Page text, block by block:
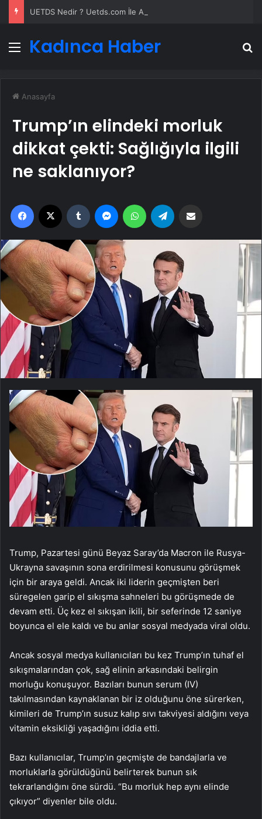
Menü
Kadınca Haber
Anasayfa
Trump’ın elindeki morluk
dikkat çekti: Sağlığıyla ilgili
ne saklanıyor?
Facebook Tumblr MessengerWhatsApp
Trump, Pazartesi günü Beyaz Saray’da Macron ile Rusya-
Ukrayna savaşının sona erdirilmesi konusunu görüşmek
için bir araya geldi. Ancak iki liderin geçmişten beri
süregelen garip el sıkışma sahneleri bu görüşmede de
devam etti. Üç kez el sıkışan ikili, bir seferinde 12 saniye
boyunca el ele kaldı ve bu anlar sosyal medyada viral oldu.
Ancak sosyal medya kullanıcıları bu kez Trump’ın tuhaf el
sıkışmalarından çok, sağ elinin arkasındaki belirgin
morluğu konuşuyor. Bazıları bunun serum (IV)
takılmasından kaynaklanan bir iz olduğunu öne sürerken,
kimileri de Trump’ın susuz kalıp sıvı takviyesi aldığını veya
vitamin eksikliği yaşadığını iddia etti.
Bazı kullanıcılar, Trump’ın geçmişte de bandajlarla ve
morluklarla görüldüğünü belirterek bunun sık
tekrarlandığını öne sürdü. “Bu morluk hep aynı elinde
çıkıyor” diyenler bile oldu.